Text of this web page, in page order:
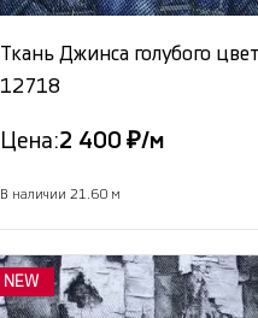
Ткань Джинса голубого
12718
Цена:2 400 ₽/м
В наличии 21.60 м
NEW